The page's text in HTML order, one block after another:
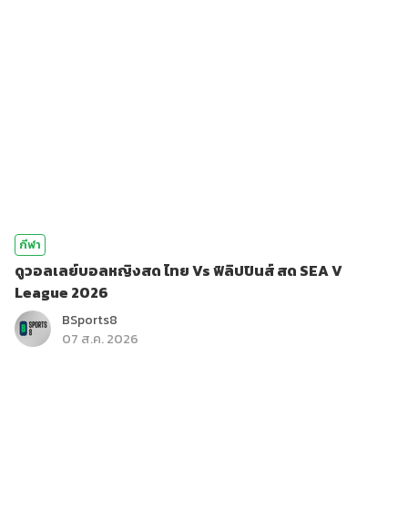
กีฬา
ดูวอลเลย์บอลหญิงสด ไทย Vs ฟิลิปปินส์ สด SEA V
League 2026
BSports8
07 ส.ค. 2026